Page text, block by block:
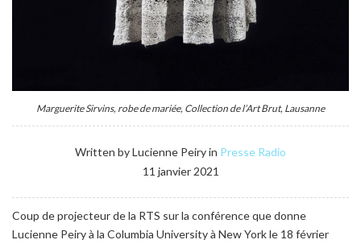
Marguerite Sirvins, robe de mariée, Collection de l’Art Brut, Lausanne
Written by Lucienne Peiry in Presse Radio
11 janvier 2021
Coup de projecteur de la RTS sur la conférence que donne
Lucienne Peiry à la Columbia University à New York le 18 février